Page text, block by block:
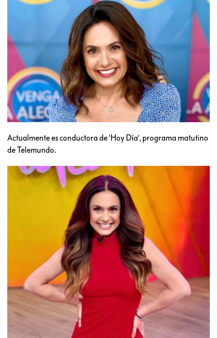
Actualmente es conductora de 'Hoy Día', programa matutino
de Telemundo.